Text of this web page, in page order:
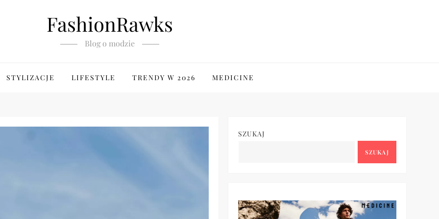
FashionRawks
Blog o modzie
STYLIZACJE LIFESTYLE TRENDY W 2026 MEDICINE
SZUKAJ
SZUKAJ